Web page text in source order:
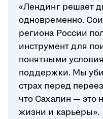
«Лендинг решает
одновременно.
региона России
инструмент для
понятными
поддержки. Мы
страх перед
что Сахалин — это
жизни и карьеры».